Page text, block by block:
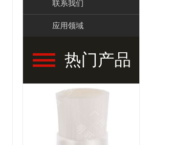
联系我们
应用领域
热门产品